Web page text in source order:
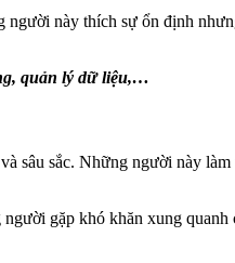
này thích sự ổn định
quản lý dữ liệu,…
sâu sắc. Những người này
gặp khó khăn xung